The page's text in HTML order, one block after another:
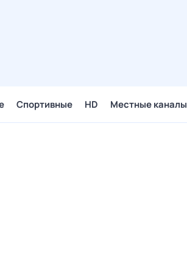
Спортивные HD Местные каналы